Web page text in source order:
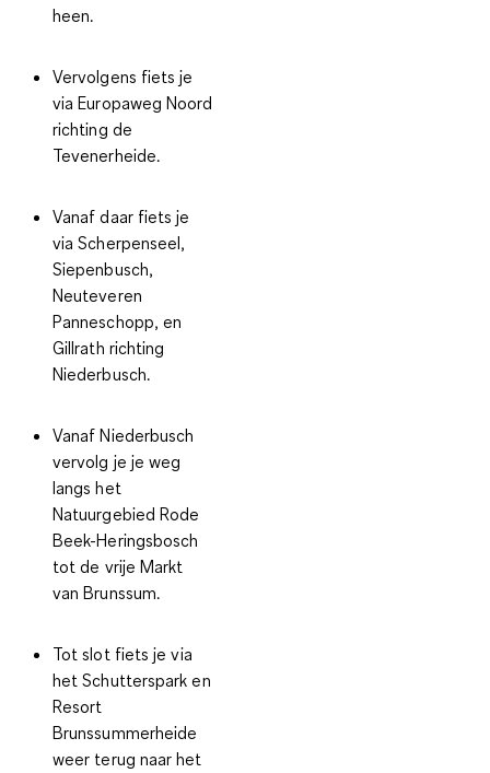
heen.
Vervolgens fiets je
via Europaweg Noord
richting de
Tevenerheide.
Vanaf daar fiets je
via Scherpenseel,
Siepenbusch,
Neuteveren
Panneschopp, en
Gillrath richting
Niederbusch.
Vanaf Niederbusch
vervolg je je weg
langs het
Natuurgebied Rode
Beek-Heringsbosch
tot de vrije Markt
van Brunssum.
Tot slot fiets je via
het Schutterspark en
Resort
Brunssummerheide
weer terug naar het